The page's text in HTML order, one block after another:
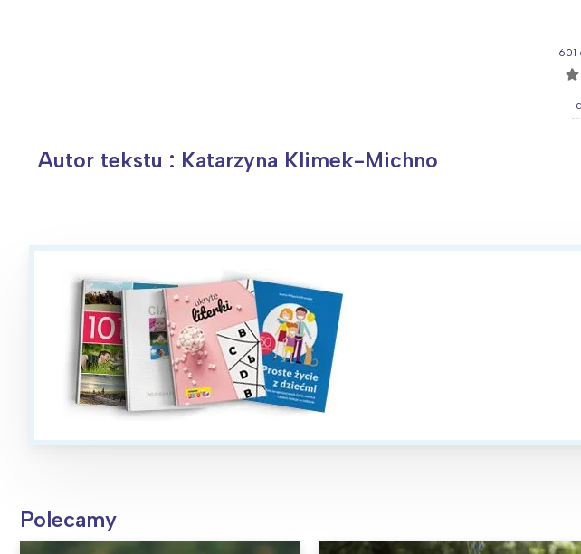
601
☆
Autor tekstu : Katarzyna Klimek-Michno
Polecamy